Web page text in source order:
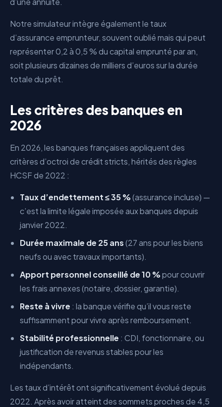
Notre simulateur intègre également le taux
d’assurance emprunteur, souvent oublié mais qui peut
représenter 0,2 à 0,5 % du capital emprunté par an,
soit plusieurs dizaines de milliers d’euros sur la durée
totale du prêt.
Les critères des banques en
2026
En 2026, les banques françaises appliquent des
critères d’octroi de crédit stricts, hérités des règles
HCSF de 2022 :
Taux d’endettement ≤ 35 %(assurance incluse) —
c’est la limite légale imposée aux banques depuis
janvier 2022.
Durée maximale de 25 ans(27 ans pour les biens
neufs ou avec travaux importants).
Apport personnel conseillé de 10 %pour couvrir
les frais annexes (notaire, dossier, garantie).
Reste à vivre : la banque vérifie qu’il vous reste
suffisamment pour vivre après remboursement.
Stabilité professionnelle : CDI, fonctionnaire, ou
justification de revenus stables pour les
indépendants.
Les taux d’intérêt ont significativement évolué depuis
2022. Après avoir atteint des sommets proches de 4,5